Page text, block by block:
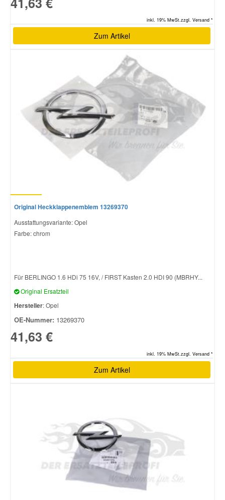
inkl. 19% MwSt.zzgl. Versand *
Zum Artikel
Original Heckklappenemblem 13269370
Ausstattungsvariante: Opel
Farbe: chrom
Für BERLINGO 1.6 HDi 75 16V, / FIRST Kasten 2.0 HDI 90 (MBRHY...
Original Ersatzteil
Hersteller: Opel
OE-Nummer: 13269370
41,63 €
inkl. 19% MwSt.zzgl. Versand *
Zum Artikel